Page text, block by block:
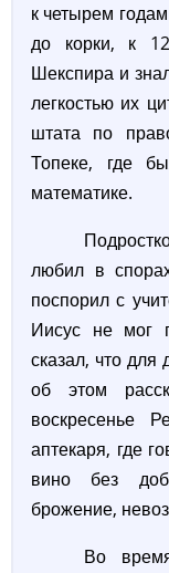
к четырем
до корки, к
Шекспира и
легкостью их
штата по
Топеке, где
математике.
любил в
поспорил с
Иисус не мог
сказал, что для
об этом
воскресенье
аптекаря, где
вино без
брожение,
Во